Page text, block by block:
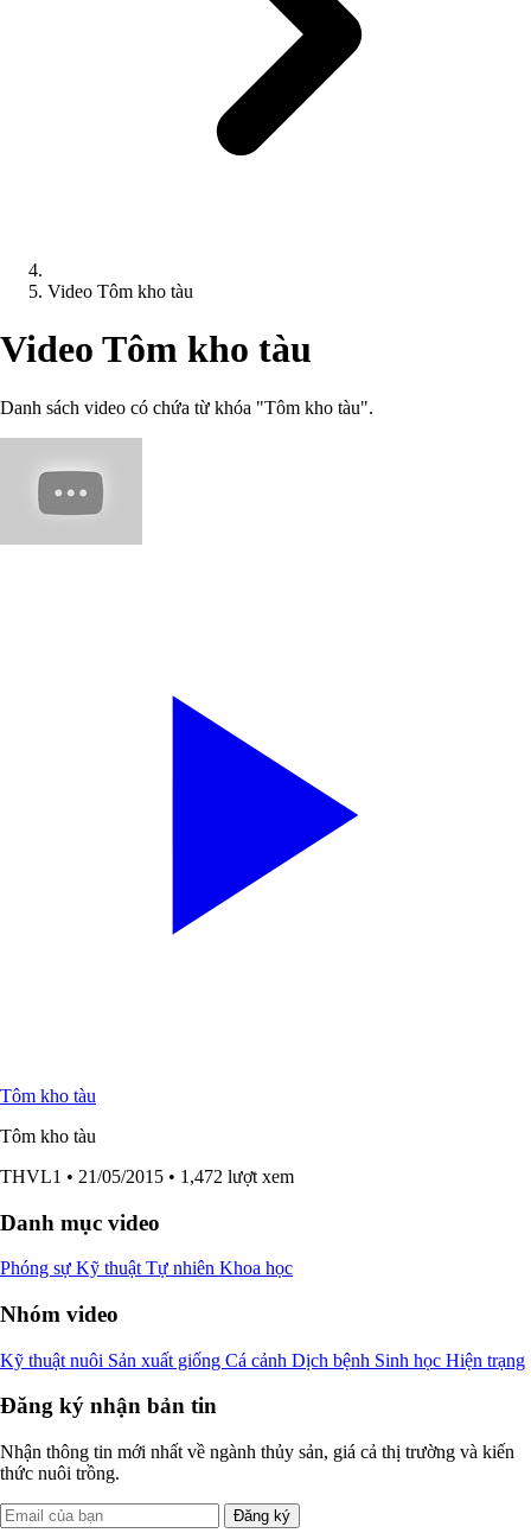
Video Tôm kho tàu
Video Tôm kho tàu
Danh sách video có chứa từ khóa "Tôm kho tàu".
Tôm kho tàu
Tôm kho tàu
THVL1 • 21/05/2015 • 1,472 lượt xem
Danh mục video
Phóng sự Kỹ thuật Tự nhiên Khoa học
Nhóm video
Kỹ thuật nuôi Sản xuất giống Cá cảnh Dịch bệnh Sinh học Hiện trạng
Đăng ký nhận bản tin
Nhận thông tin mới nhất về ngành thủy sản, giá cả thị trường và kiến
thức nuôi trồng.
Đăng ký